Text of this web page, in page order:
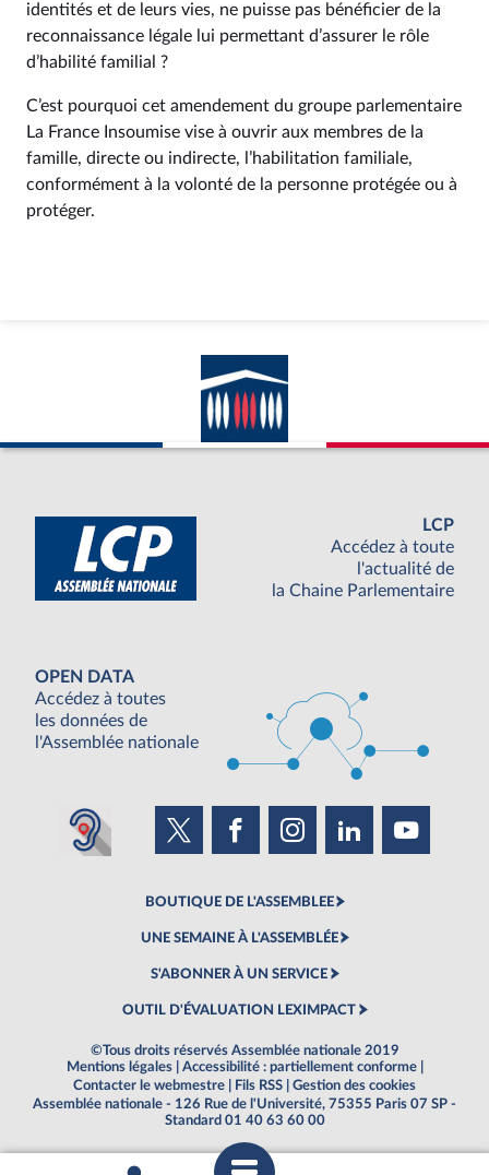
identités et de leurs vies, ne puisse pas bénéficier de la
reconnaissance légale lui permettant d’assurer le rôle
d’habilité familial ?
C’est pourquoi cet amendement du groupe parlementaire
La France Insoumise vise à ouvrir aux membres de la
famille, directe ou indirecte, l’habilitation familiale,
conformément à la volonté de la personne protégée ou à
protéger.
LCP
Accédez à toute
l'actualité de
la Chaine Parlementaire
OPEN DATA
Accédez à toutes
les données de
l'Assemblée nationale
BOUTIQUE DE L'ASSEMBLEE
UNE SEMAINE À L'ASSEMBLÉE
S'ABONNER À UN SERVICE
OUTIL D'ÉVALUATION LEXIMPACT
©Tous droits réservés Assemblée nationale 2019
Mentions légales
Accessibilité : partiellement conforme
Contacter le webmestre
Fils RSS
Gestion des cookies
Assemblée nationale - 126 Rue de l'Université, 75355 Paris 07 SP -
Standard 01 40 63 60 00